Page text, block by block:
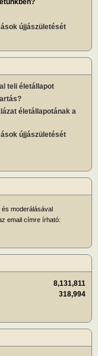
újjászületését
teli életállapot
életállapotának a
újjászületését
moderálásával
email címre írható:
8,131,811
318,994